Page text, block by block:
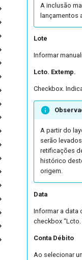
A inclusão
lançamentos
Lote
Informar
Lcto. Extemp.
Checkbox.
A partir do
serão
retificações
histórico
origem.
Data
Informar a data
checkbox “Lcto.
Conta Débito
Ao selecionar